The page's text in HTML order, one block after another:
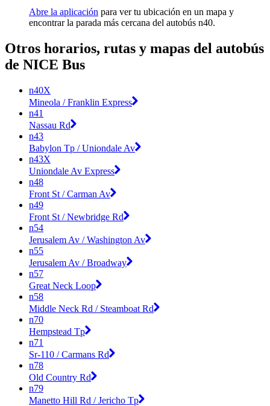
Abre la aplicación para ver tu ubicación en un mapa y
encontrar la parada más cercana del autobús n40.
Otros horarios, rutas y mapas del autobús
de NICE Bus
n40X
Mineola / Franklin Express
n41
Nassau Rd
n43
Babylon Tp / Uniondale Av
n43X
Uniondale Av Express
n48
Front St / Carman Av
n49
Front St / Newbridge Rd
n54
Jerusalem Av / Washington Av
n55
Jerusalem Av / Broadway
n57
Great Neck Loop
n58
Middle Neck Rd / Steamboat Rd
n70
Hempstead Tp
n71
Sr-110 / Carmans Rd
n78
Old Country Rd
n79
Manetto Hill Rd / Jericho Tp